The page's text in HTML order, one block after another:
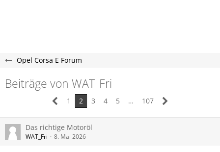
Opel Corsa E Forum
Beiträge von WAT_Fri
1 2 3 4 5 … 107
Das richtige Motoröl
WAT_Fri 8. Mai 2026